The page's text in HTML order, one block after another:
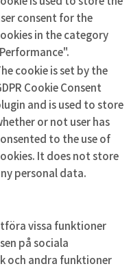
consent for the
in the category
cookie is set by the
Cookie Consent
and is used to store
or not user has
to the use of
It does not store
personal data.
vissa funktioner
på sociala
och andra funktioner